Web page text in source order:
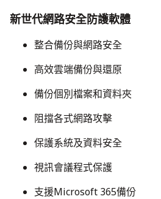
新世代網路安全防護軟體
整合備份與網路安全
高效雲端備份與還原
備份個別檔案和資料夾
​阻擋各式網路攻擊
​保護系統及資料安全
​視訊會議程式保護
​支援Microsoft 365備份